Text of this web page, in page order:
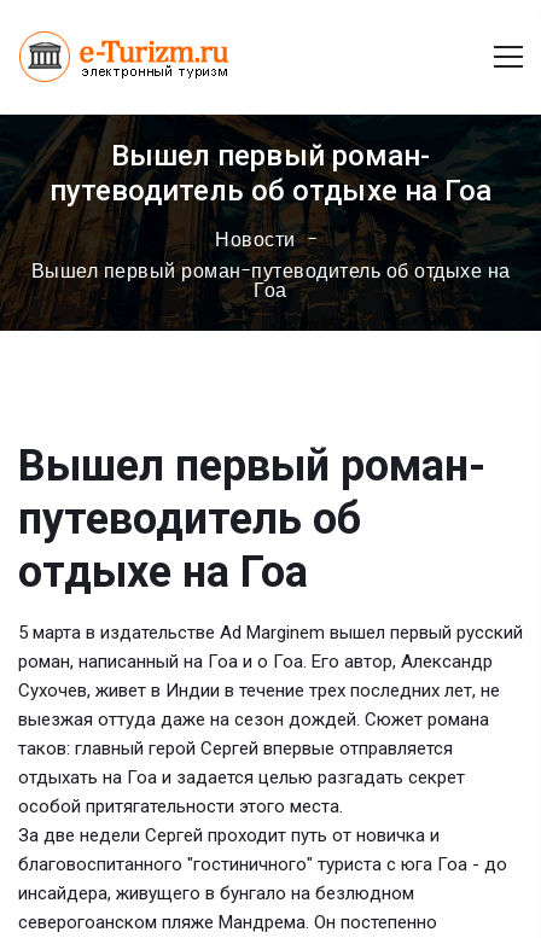
Вышел первый роман-
путеводитель об отдыхе на Гоа
Новости
Вышел первый роман-путеводитель об отдыхе на
Гоа
Вышел первый роман-
путеводитель об
отдыхе на Гоа
5 марта в издательстве Ad Marginem вышел первый русский
роман, написанный на Гоа и о Гоа. Его автор, Александр
Сухочев, живет в Индии в течение трех последних лет, не
выезжая оттуда даже на сезон дождей. Сюжет романа
таков: главный герой Сергей впервые отправляется
отдыхать на Гоа и задается целью разгадать секрет
особой притягательности этого места.
За две недели Сергей проходит путь от новичка и
благовоспитанного "гостиничного" туриста с юга Гоа - до
инсайдера, живущего в бунгало на безлюдном
северогоанском пляже Мандрема. Он постепенно